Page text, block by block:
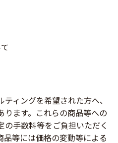
ィングを希望された方へ、
ります。これらの商品等への
手数料等をご負担いただく
等には価格の変動等による